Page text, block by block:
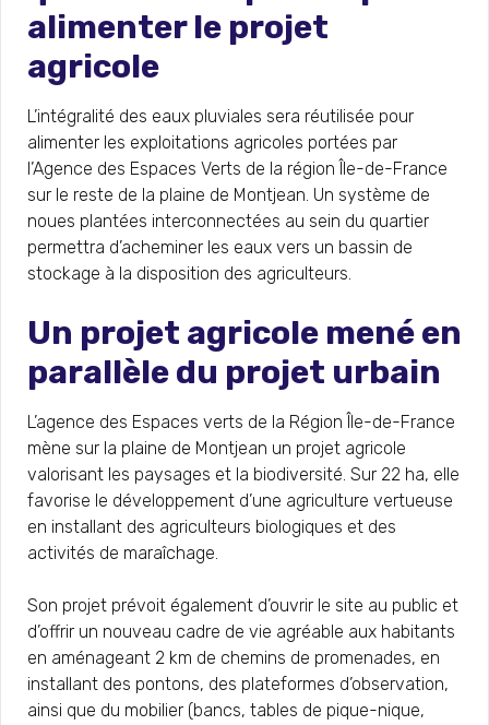
alimenter le projet
agricole
L’intégralité des eaux pluviales sera réutilisée pour
alimenter les exploitations agricoles portées par
l’Agence des Espaces Verts de la région Île-de-France
sur le reste de la plaine de Montjean. Un système de
noues plantées interconnectées au sein du quartier
permettra d’acheminer les eaux vers un bassin de
stockage à la disposition des agriculteurs.
Un projet agricole mené en
parallèle du projet urbain
L’agence des Espaces verts de la Région Île-de-France
mène sur la plaine de Montjean un projet agricole
valorisant les paysages et la biodiversité. Sur 22 ha, elle
favorise le développement d’une agriculture vertueuse
en installant des agriculteurs biologiques et des
activités de maraîchage.
Son projet prévoit également d’ouvrir le site au public et
d’offrir un nouveau cadre de vie agréable aux habitants
en aménageant 2 km de chemins de promenades, en
installant des pontons, des plateformes d’observation,
ainsi que du mobilier (bancs, tables de pique-nique,